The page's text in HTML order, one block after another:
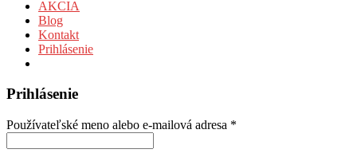
AKCIA
Blog
Kontakt
Prihlásenie
Prihlásenie
Používateľské meno alebo e-mailová adresa *